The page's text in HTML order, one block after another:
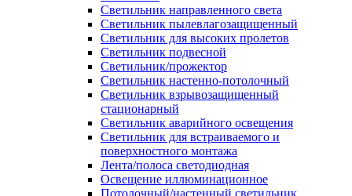
Светильник направленного света
Светильник пылевлагозащищенный
Светильник для высоких пролетов
Светильник подвесной
Светильник/прожектор
Светильник настенно-потолочный
Светильник взрывозащищенный
стационарный
Светильник аварийного освещения
Светильник для встраиваемого и
поверхностного монтажа
Лента/полоса светодиодная
Освещение иллюминационное
Потолочный/настенный светильник